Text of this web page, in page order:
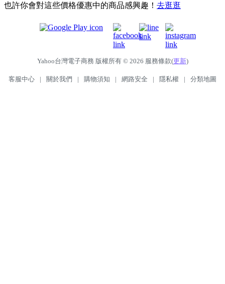
也許你會對這些價格優惠中的商品感興趣！ 去逛逛
Yahoo台灣電子商務 版權所有 © 2026 服務條款(更新)
客服中心 | 關於我們 | 購物須知 | 網路安全 | 隱私權 | 分類地圖